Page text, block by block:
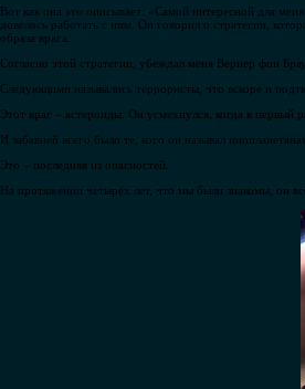
Вот как она это описывает: «Самой интересной для
довелось работать с ним. Он говорил о стратегии,
образа врага.
Согласно этой стратегии, убеждал меня Вернер фон
Следующими назывались террористы, что вскоре и
Этот враг – астероиды. Он усмехнулся, когда в первый
И забавней всего были те, кого он называл
Это – последняя из опасностей.
На протяжении четырёх лет, что мы были знакомы, он